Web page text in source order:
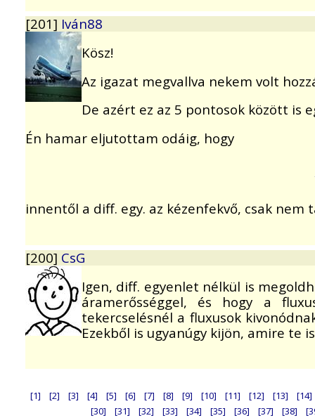
[201] Iván88
Kösz!
Az igazat megvallva nekem volt
De azért ez az 5 pontosok között is
Én hamar eljutottam odáig, hogy
innentől a diff. egy. az kézenfekvő, csak nem
[200] CsG
Igen, diff. egyenlet nélkül is
áramerősséggel, és hogy a
tekercselésnél a fluxusok
Ezekből is ugyanúgy kijön, amire te
[1] [2] [3] [4] [5] [6] [7] [8] [9] [10] [11] [12] [13]
[14]
[30]
[31] [32] [33] [34] [35] [36] [37] [38]